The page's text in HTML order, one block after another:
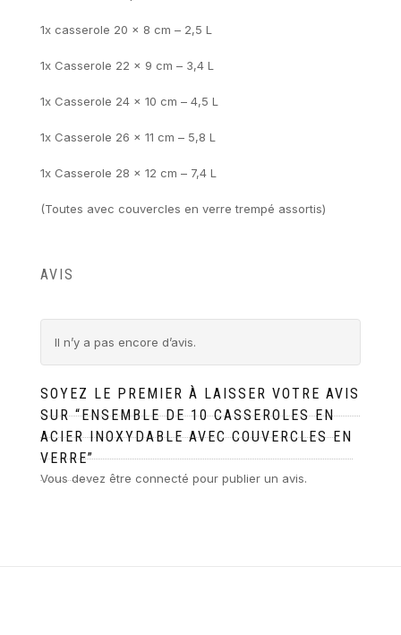
1x casserole 20 x 8 cm – 2,5 L
1x Casserole 22 x 9 cm – 3,4 L
1x Casserole 24 x 10 cm – 4,5 L
1x Casserole 26 x 11 cm – 5,8 L
1x Casserole 28 x 12 cm – 7,4 L
(Toutes avec couvercles en verre trempé assortis)
AVIS
Il n’y a pas encore d’avis.
SOYEZ LE PREMIER À LAISSER VOTRE AVIS
SUR “ENSEMBLE DE 10 CASSEROLES EN
ACIER INOXYDABLE AVEC COUVERCLES EN
VERRE”
Vous devez être connecté pour publier un avis.